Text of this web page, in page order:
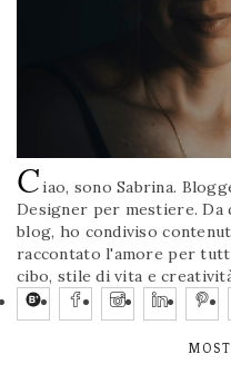
Ciao, sono Sabrina.
Designer per mestiere. Da
blog, ho condiviso
raccontato l'amore per
cibo, stile di vita e